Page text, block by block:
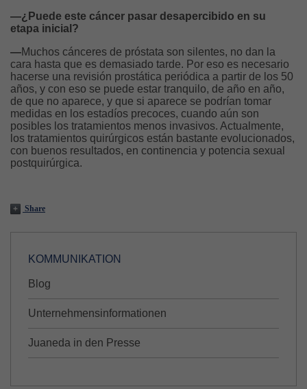
—¿Puede este cáncer pasar desapercibido en su
etapa inicial?
—Muchos cánceres de próstata son silentes, no dan la
cara hasta que es demasiado tarde. Por eso es necesario
hacerse una revisión prostática periódica a partir de los 50
años, y con eso se puede estar tranquilo, de año en año,
de que no aparece, y que si aparece se podrían tomar
medidas en los estadíos precoces, cuando aún son
posibles los tratamientos menos invasivos. Actualmente,
los tratamientos quirúrgicos están bastante evolucionados,
con buenos resultados, en continencia y potencia sexual
postquirúrgica.
Share
KOMMUNIKATION
Blog
Unternehmensinformationen
Juaneda in den Presse